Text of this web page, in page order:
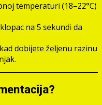
temperaturi (18–22°C)
na 5 sekundi da
dobijete željenu razinu